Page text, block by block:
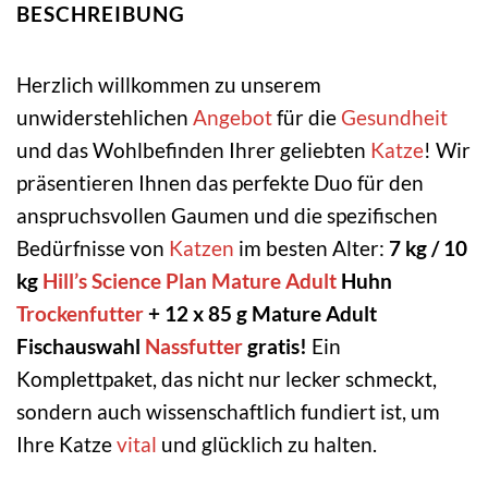
BESCHREIBUNG
Herzlich willkommen zu unserem
unwiderstehlichen Angebotfür die Gesundheit
und das Wohlbefinden Ihrer geliebten Katze! Wir
präsentieren Ihnen das perfekte Duo für den
anspruchsvollen Gaumen und die spezifischen
Bedürfnisse von Katzen im besten Alter: 7 kg / 10
kg Hill’s Science Plan Mature Adult Huhn
Trockenfutter+ 12 x 85 g Mature Adult
Fischauswahl Nassfuttergratis! Ein
Komplettpaket, das nicht nur lecker schmeckt,
sondern auch wissenschaftlich fundiert ist, um
Ihre Katzevital und glücklich zu halten.